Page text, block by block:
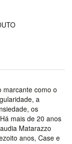
marcante como o
a
os
mais de 20 anos
Matarazzo
anos, Case e